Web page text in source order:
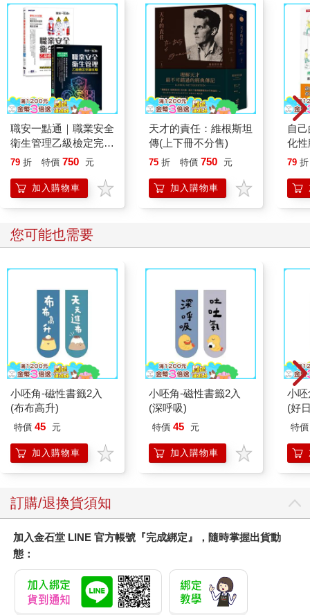
職安一點通｜職業安全
衛生管理乙級檢定完勝
攻略｜2026版(套書)
79 折 特價 750 元
加入購物車
天才的責任：維根斯坦
傳(上下冊不分售)
75 折 特價 750 元
加入購物車
自
化
【
79 折
您可能也需要
小呸角-磁性書籤2入
(布布高升)
特價 45 元
加入購物車
小呸角-磁性書籤2入
(深呼吸)
特價 45 元
加入購物車
小
(好
特價
訂購/退換貨須知
加入金石堂 LINE 官方帳號『完成綁定』，隨時掌握出貨動
態：